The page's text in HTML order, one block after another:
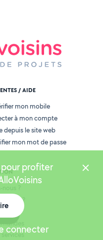
/ AIDE
mon mobile
à mon compte
depuis le site web
mon mot de passe
?
profiter
connecter